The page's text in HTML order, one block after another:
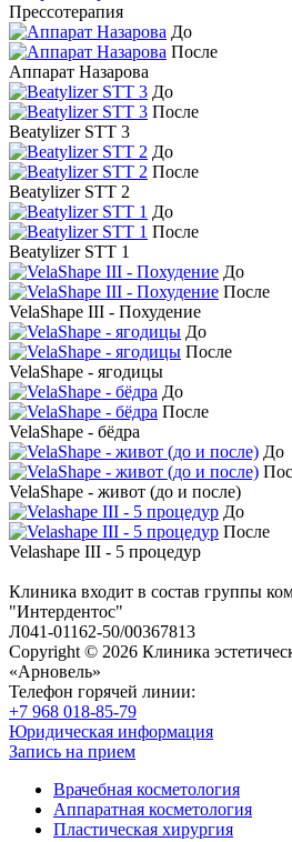
Прессотерапия
До
После
Аппарат Назарова
До
После
Beatylizer STT 3
До
После
Beatylizer STT 2
До
После
Beatylizer STT 1
До
После
VelaShape III - Похудение
До
После
VelaShape - ягодицы
До
После
VelaShape - бёдра
До
VelaShape - живот (до и после)
До
После
Velashape III - 5 процедур
Клиника входит в состав группы
"Интердентос"
Л041-01162-50/00367813
Copyright © 2026 Клиника
«Арновель»
Телефон горячей линии:
+7 968 018-85-79
Юридическая информация
Запись на прием
Врачебная косметология
Аппаратная косметология
Пластическая хирургия